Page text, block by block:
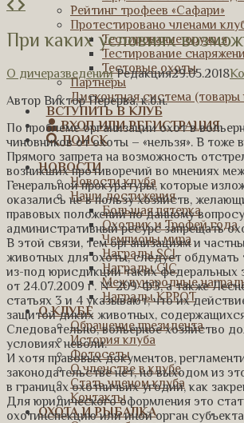
Рейтинг трофеев «Сафари»
Протестировано членами
Тестирование оружия
Тестирование
Тестовые охоты
Партнеры
Дисконтная система (товары
ВСТУПИТЬ В КЛУБ
ВХОД ИЛИ РЕГИСТРАЦИЯ
ПОИСК
НОВОСТИ
Новости клуба
Наши достижения
Большая пятерка
Охотник и Трофей года
Чемпионы мира
Награды SCI
Награды CIC
Международные
Награды КРРОТ
О КЛУБЕ
Обращение президента
История клуба
Фотосеты
О членстве в клубе
Стать членом клуба
Контакты
ОХОТА И РЫБАЛКА
При каких условиях
О дичеразведенииРедакция29.05.2018
Автор Виктор Перерва, к.б.н.
По проблеме организации охот в
чиновников от охоты – «нельзя». В тоже
Прямого запрета на возможность
возникших противоречий во мнениях
Генеральной прокуратуры, которые
оказались не в пользу хозяйств,
правовых положений по данному
административный ресурс запрещать
В этой связи, тем организациям и
животных для охоты, следует обдумать
из-под юрисдикции таких федеральных
от 24.07.2009 г. № 209-ФЗ, а также
статьях 3 и 4 указывают, что их
защитой диких животных,
Следовательно, вольерное хозяйство
условиях неволи.
И хотя правовых документов,
законодательстве нет, но выходом из
в границах охотничьих угодий, как
Для юридического оформления это
охотинспекцию или иной орган